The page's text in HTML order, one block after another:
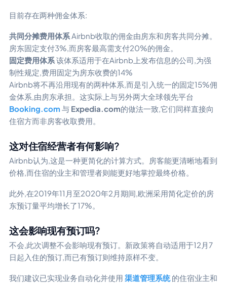
目前存在两种佣金体系:
共同分摊费用体系 Airbnb收取的佣金由房东和房客共同分摊。
房东固定支付3%,而房客最高需支付20%的佣金。
固定费用体系该体系适用于在Airbnb上发布信息的公司,为强
制性规定,费用固定为房东收费的14%
Airbnb将不再沿用现有的两种体系,而是引入统一的固定15%佣
金体系,由房东承担。这实际上与另外两大全球领先平台
Booking.com 与 Expedia.com的做法一致,它们同样直接向
住宿方而非房客收取费用。
这对住宿经营者有何影响?
Airbnb认为,这是一种更简化的计算方式。房客能更清晰地看到
价格,而住宿的业主和管理者则能更好地掌控最终价格。
此外,在2019年11月至2020年2月期间,欧洲采用简化定价的房
东预订量平均增长了17%。
这会影响现有预订吗?
不会,此次调整不会影响现有预订。新政策将自动适用于12月7
日起入住的预订,而已有预订则维持原样不变。
我们建议已实现业务自动化并使用 渠道管理系统的住宿业主和